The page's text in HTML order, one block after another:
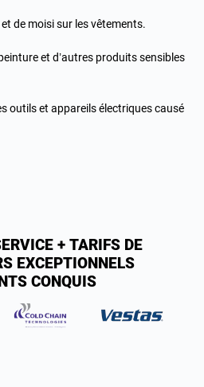
de moisi sur les vêtements.
et d’autres produits sensibles
outils et appareils électriques causé
+ TARIFS DE
EXCEPTIONNELS
CONQUIS